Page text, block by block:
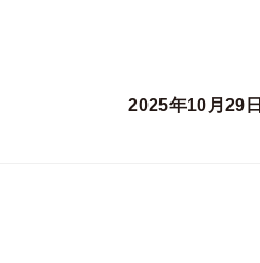
2025年10月29日